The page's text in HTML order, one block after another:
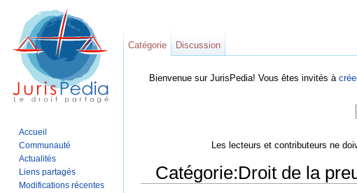
Bienvenue sur JurisPedia! Vous êtes invités à
Les lecteurs et contributeurs ne
Catégorie:Droit de la
Catégorie Discussion
Accueil
Communauté
Actualités
Liens partagés
Modifications récentes